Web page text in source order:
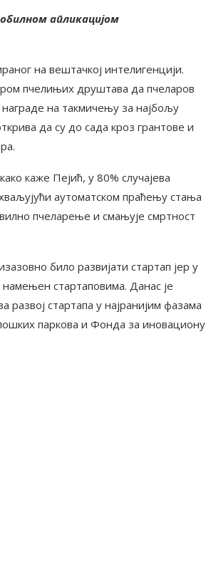
апликацијом
на вештачкој интелигенцији.
пчелињих друштава да пчеларов
на такмичењу за најбољу
да су до сада кроз грантове и
каже Пејић, у 80% случајева
аутоматском праћењу стања
пчеларење и смањује смртност
било развијати стартап јер у
стартаповима. Данас је
развој стартапа у најранијим фазама
паркова и Фонда за иновациону